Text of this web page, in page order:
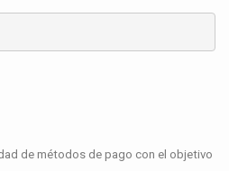
de métodos de pago con el objetivo